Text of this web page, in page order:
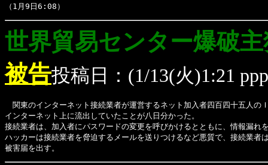
（1月9日6:08）
世界貿易センター爆破
被告投稿日：(1/13(火)1:21
関東のインターネット接続業者が運営するネット加入者四百四十五人の
インターネット上に流出していたことが八日分かった。
接続業者は、加入者にパスワードの変更を呼びかけるとともに、情報漏れ
ハッカーは接続業者を脅迫するメールを送りつけるなど悪質で、接続業者
被害届を出す。